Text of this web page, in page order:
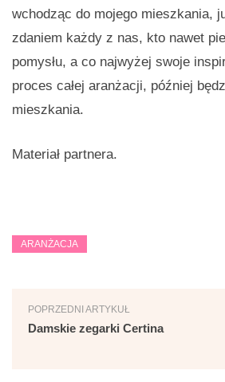
wchodząc do mojego mieszkania,
zdaniem każdy z nas, kto nawet
pomysłu, a co najwyżej swoje
proces całej aranżacji, później
mieszkania.
Materiał partnera.
ARANŻACJA
POPRZEDNI ARTYKUŁ
Damskie zegarki Certina